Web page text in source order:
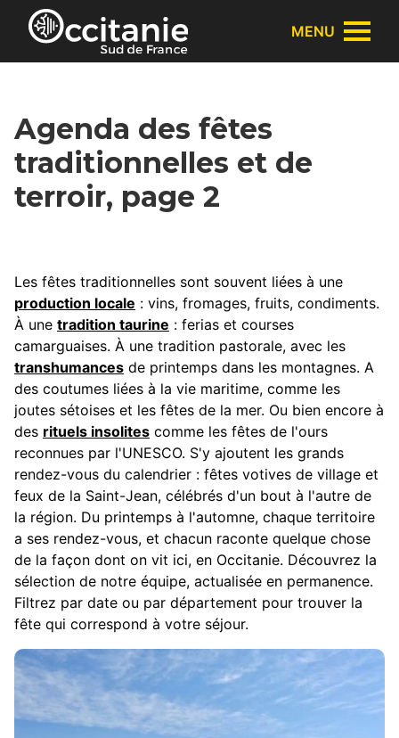
Panneau de gestion des cookies
MENU
Agenda des fêtes
traditionnelles et de
terroir, page 2
Les fêtes traditionnelles sont souvent liées à une
production locale : vins, fromages, fruits, condiments.
À une tradition taurine : ferias et courses
camarguaises. À une tradition pastorale, avec les
transhumances de printemps dans les montagnes. A
des coutumes liées à la vie maritime, comme les
joutes sétoises et les fêtes de la mer. Ou bien encore à
des rituels insolites comme les fêtes de l'ours
reconnues par l'UNESCO. S'y ajoutent les grands
rendez-vous du calendrier : fêtes votives de village et
feux de la Saint-Jean, célébrés d'un bout à l'autre de
la région. Du printemps à l'automne, chaque territoire
a ses rendez-vous, et chacun raconte quelque chose
de la façon dont on vit ici, en Occitanie. Découvrez la
sélection de notre équipe, actualisée en permanence.
Filtrez par date ou par département pour trouver la
fête qui correspond à votre séjour.